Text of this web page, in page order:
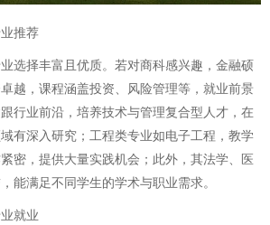
推荐
选择丰富且优质。若对商科感兴趣，金融硕
越，课程涵盖投资、风险管理等，就业前景
行业前沿，培养技术与管理复合型人才，在
有深入研究；工程类专业如电子工程，教学
密，提供大量实践机会；此外，其法学、医
能满足不同学生的学术与职业需求。
就业